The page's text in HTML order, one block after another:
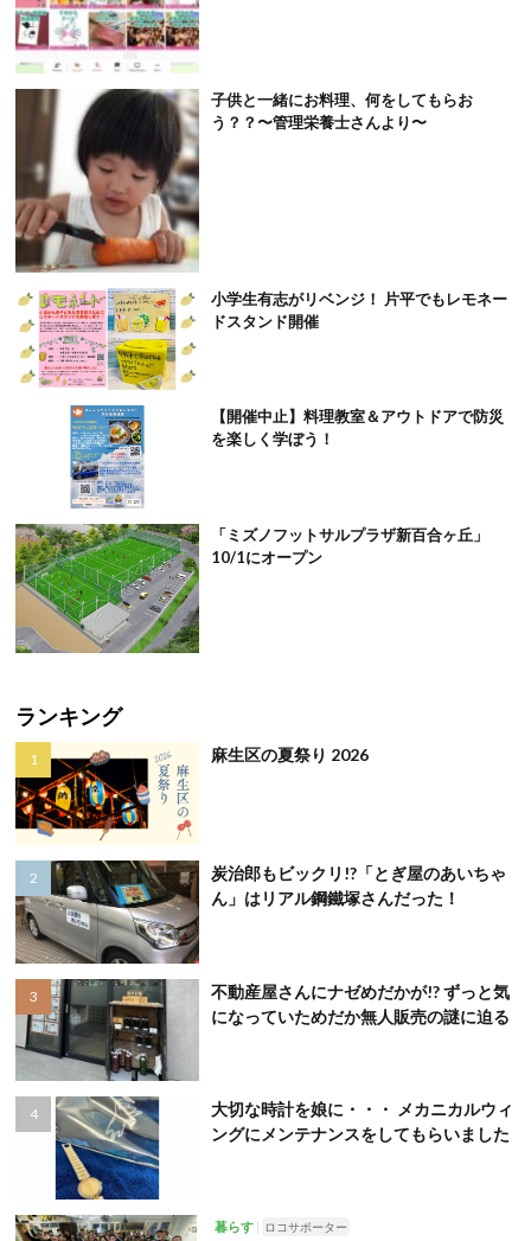
子供と一緒にお料理、何をしてもらお
う？？〜管理栄養士さんより〜
小学生有志がリベンジ！ 片平でもレモネー
ドスタンド開催
【開催中止】料理教室＆アウトドアで防災
を楽しく学ぼう！
「ミズノフットサルプラザ新百合ヶ丘」
10/1にオープン
ランキング
麻生区の夏祭り 2026
炭治郎もビックリ!?「とぎ屋のあいちゃ
ん」はリアル鋼鐵塚さんだった！
不動産屋さんにナゼめだかが!? ずっと気
になっていためだか無人販売の謎に迫る
大切な時計を娘に・・・ メカニカルウィ
ングにメンテナンスをしてもらいました
暮らす ロコサポーター